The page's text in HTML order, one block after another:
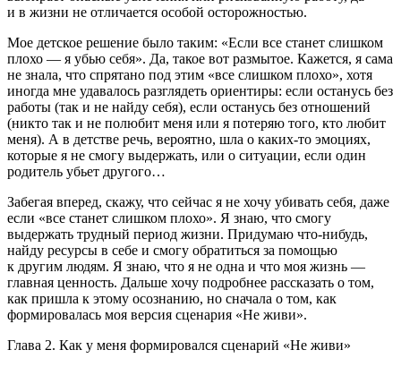
и в жизни не отличается особой осторожностью.
Мое детское решение было таким: «Если все станет слишком
плохо — я убью себя». Да, такое вот размытое. Кажется, я сама
не знала, что спрятано под этим «все слишком плохо», хотя
иногда мне удавалось разглядеть ориентиры: если останусь без
работы (так и не найду себя), если останусь без отношений
(никто так и не полюбит меня или я потеряю того, кто любит
меня). А в детстве речь, вероятно, шла о каких-то эмоциях,
которые я не смогу выдержать, или о ситуации, если один
родитель убьет другого…
Забегая вперед, скажу, что сейчас я не хочу убивать себя, даже
если «все станет слишком плохо». Я знаю, что смогу
выдержать трудный период жизни. Придумаю что-нибудь,
найду ресурсы в себе и смогу обратиться за помощью
к другим людям. Я знаю, что я не одна и что моя жизнь —
главная ценность. Дальше хочу подробнее рассказать о том,
как пришла к этому осознанию, но сначала о том, как
формировалась моя версия сценария «Не живи».
Глава 2. Как у меня формировался сценарий «Не живи»